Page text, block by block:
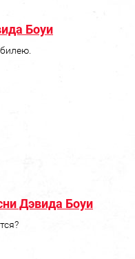
Боуи
Дэвида Боуи